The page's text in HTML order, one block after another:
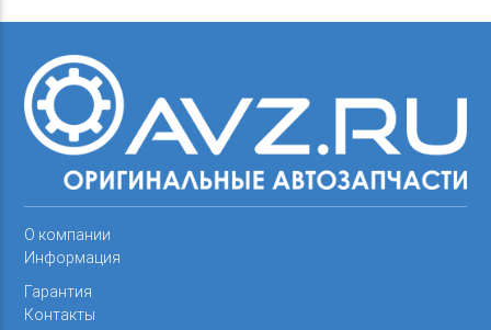
О компании
Информация
Гарантия
Контакты